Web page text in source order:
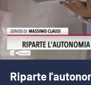
Riparte